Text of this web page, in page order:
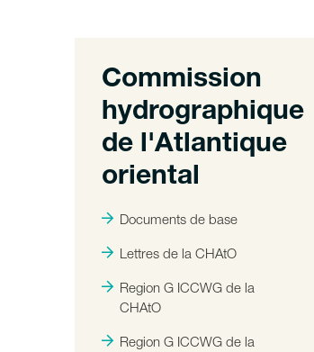
Commission
hydrographique
de l'Atlantique
oriental
Documents de base
Lettres de la CHAtO
Region G ICCWG de la
CHAtO
Region G ICCWG de la